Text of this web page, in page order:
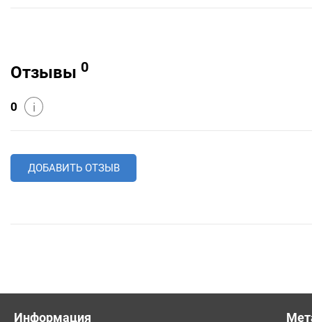
Отзывы 0
0 i
ДОБАВИТЬ ОТЗЫВ
Информация